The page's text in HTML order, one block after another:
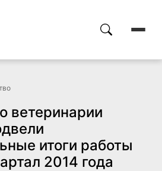
ветеринарии
итоги работы
2014 года